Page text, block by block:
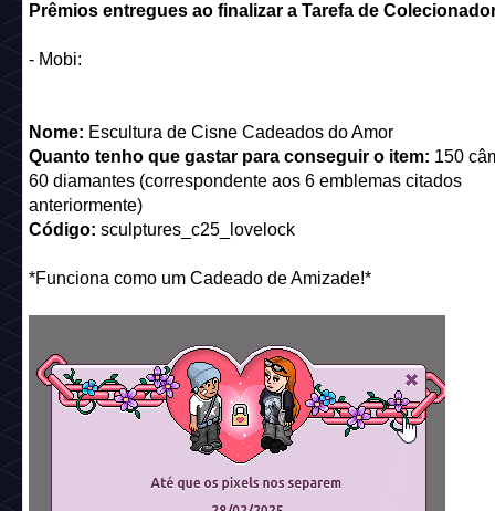
Prêmios entregues ao finalizar a Tarefa de
- Mobi:
Nome: Escultura de Cisne Cadeados do Amor
Quanto tenho que gastar para conseguir o item: 150
60 diamantes (correspondente aos 6 emblemas citados
anteriormente)
Código: sculptures_c25_lovelock
*Funciona como um Cadeado de Amizade!*